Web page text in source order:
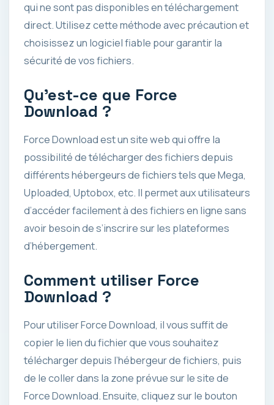
qui ne sont pas disponibles en téléchargement
direct. Utilisez cette méthode avec précaution et
choisissez un logiciel fiable pour garantir la
sécurité de vos fichiers.
Qu’est-ce que Force
Download ?
Force Download est un site web qui offre la
possibilité de télécharger des fichiers depuis
différents hébergeurs de fichiers tels que Mega,
Uploaded, Uptobox, etc. Il permet aux utilisateurs
d’accéder facilement à des fichiers en ligne sans
avoir besoin de s’inscrire sur les plateformes
d’hébergement.
Comment utiliser Force
Download ?
Pour utiliser Force Download, il vous suffit de
copier le lien du fichier que vous souhaitez
télécharger depuis l’hébergeur de fichiers, puis
de le coller dans la zone prévue sur le site de
Force Download. Ensuite, cliquez sur le bouton